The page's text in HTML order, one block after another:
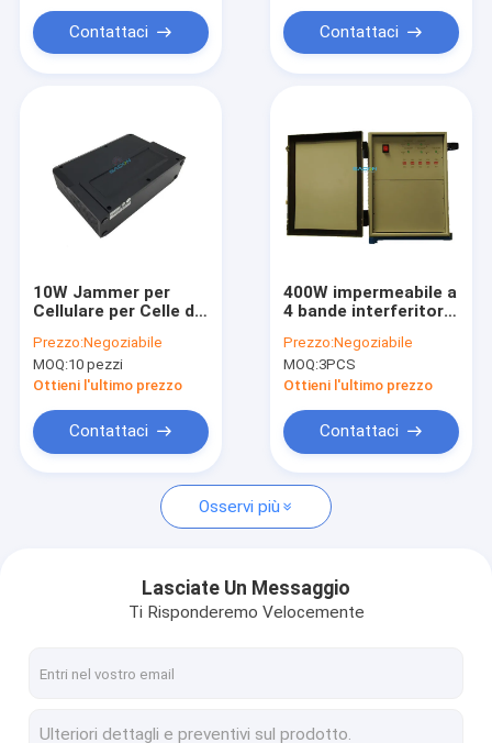
Prodotti
Video
Spettacolo VR
Controllo della qualità
Contattaci
Emittente di disturbo del segnale del telefono cellulare
Emittente di disturbo del segnale del telefono cellulare
Contattaci Contattaci
10W Jammer per
Cellulare per Celle di
Potenza con 5 Bande
e Raggio di 30 Metri
per Aree Sicure
Prezzo:Negoziabile
MOQ:10 pezzi
Ottieni l'ultimo prezzo
Contattaci
400W impermeabile a
4 bande interferitore
interferitore del
segnale per carcere
carcere e uso
Prezzo:Negoziabile
MOQ:3PCS
Ottieni l'ultimo prezzo
Contattaci
Osservi più
Lasciate Un Messaggio
Ti Risponderemo Velocemente